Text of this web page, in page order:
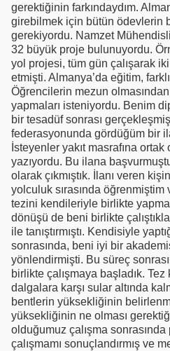
gerektiğinin farkındaydım.
girebilmek için bütün ödevlerin
gerekiyordu. Namzet
32 büyük proje bulunuyordu.
yol projesi, tüm gün çalışarak
etmişti. Almanya’da eğitim,
Öğrencilerin mezun
yapmaları isteniyordu. Benim
bir tesadüf sonrası
federasyonunda gördüğüm bir
İsteyenler yakıt masrafına
yazıyordu. Bu ilana
olarak çıkmıştık. İlanı veren
yolculuk sırasında
tezini kendileriyle birlikte
dönüşü de beni birlikte
ile tanıştırmıştı. Kendisiyle
sonrasında, beni iyi bir
yönlendirmişti. Bu süreç
birlikte çalışmaya başladık.
dalgalara karşı sular altında
bentlerin yüksekliğinin
yüksekliğinin ne olması
olduğumuz çalışma
çalışmamı sonuçlandırmış ve